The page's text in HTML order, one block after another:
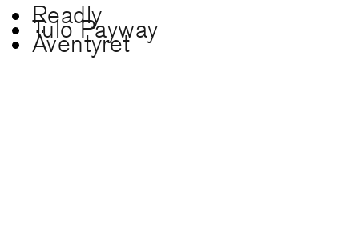
Readly
Tulo Payway
Äventyret